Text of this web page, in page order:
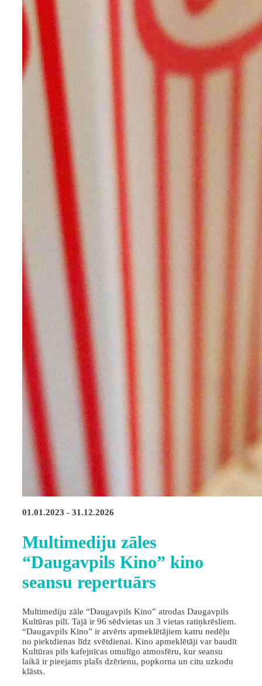
01.01.2023 - 31.12.2026
Multimediju zāles
“Daugavpils Kino” kino
seansu repertuārs
Multimediju zāle “Daugavpils Kino” atrodas Daugavpils
Kultūras pilī. Tajā ir 96 sēdvietas un 3 vietas ratiņkrēsliem.
“Daugavpils Kino” ir atvērts apmeklētājiem katru nedēļu
no piektdienas līdz svētdienai. Kino apmeklētāji var baudīt
Kultūras pils kafejnīcas omulīgo atmosfēru, kur seansu
laikā ir pieejams plašs dzērienu, popkorna un citu uzkodu
klāsts.